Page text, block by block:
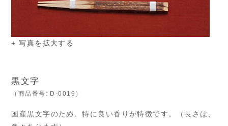
+ 写真を拡大する
黒文字
（商品番号: D-0019）
国産黒文字のため、特に良い香りが特徴です。（長さは、